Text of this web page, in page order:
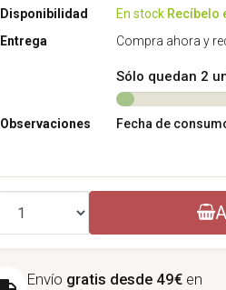
Disponibilidad En stock Recíbelo
Entrega
Compra ahora y
Sólo quedan 2
Observaciones
Fecha de
Cantidad
Envío gratis desde 49€ en